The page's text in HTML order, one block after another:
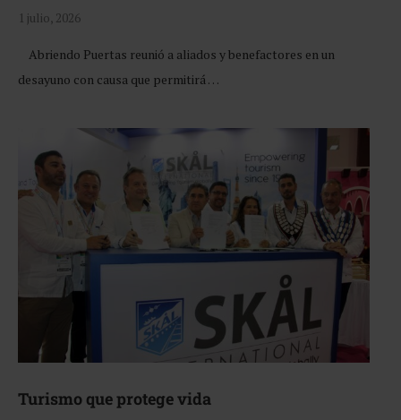
1 julio, 2026
Abriendo Puertas reunió a aliados y benefactores en un
desayuno con causa que permitirá …
Turismo que protege vida